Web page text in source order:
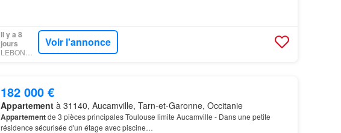
Il y a 8
jours
LEBONCOIN
Voir l'annonce
182 000 €
Appartementà 31140, Aucamville, Tarn-et-Garonne, Occitanie
Appartementde 3 pièces principales Toulouse limite Aucamville - Dans une petite
résidence sécurisée d'un étage avec piscine…